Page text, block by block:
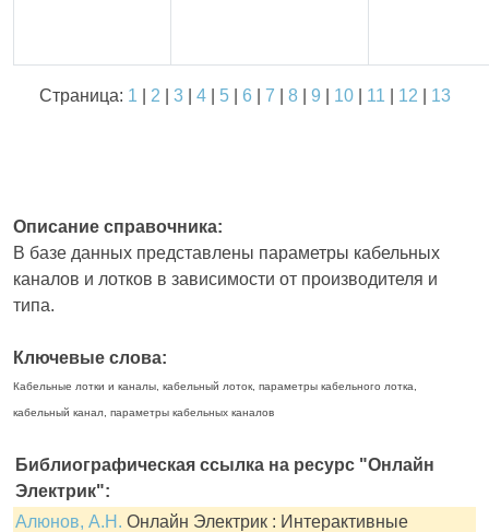
Страница: 1 2 3| 4| 5| 6 7 8| 9 10| 11 12 13
Описание справочника:
В базе данных представлены параметры кабельных
каналов и лотков в зависимости от производителя и
типа.
Ключевые слова:
Кабельные лотки и каналы, кабельный лоток, параметры кабельного лотка,
кабельный канал, параметры кабельных каналов
Библиографическая ссылка на ресурс "Онлайн
Электрик":
Алюнов, А.Н. Онлайн Электрик : Интерактивные